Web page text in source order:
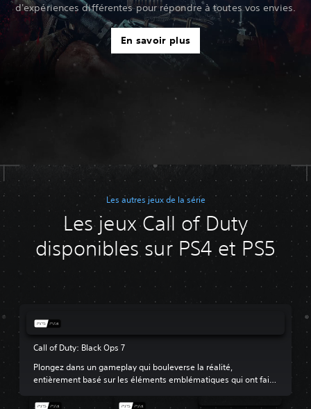
d'expériences différentes pour répondre à toutes vos envies.
En savoir plus
Les autres jeux de la série
Les jeux Call of Duty
disponibles sur PS4 et PS5
Call of Duty: Black Ops 7
Plongez dans un gameplay qui bouleverse la réalité,
entièrement basé sur les éléments emblématiques qui ont fait